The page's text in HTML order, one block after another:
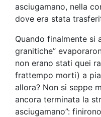
asciugamano, nella
dove era stata
Quando finalmente si
granitiche”
non erano stati quei
frattempo morti) a
allora? Non si seppe
ancora terminata la
asciugamano”: